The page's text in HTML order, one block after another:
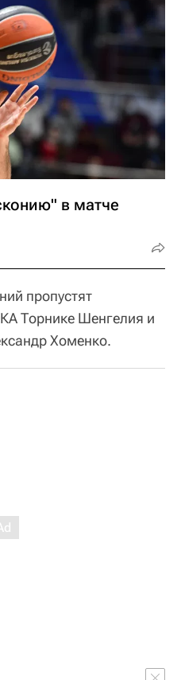
в матче
пропустят
Торнике Шенгелия и
Хоменко.